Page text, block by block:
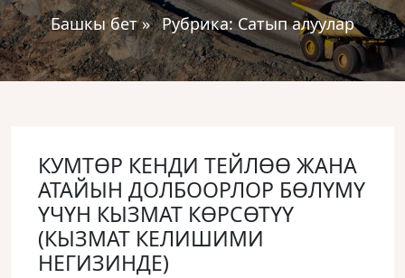
Башкы бет» Рубрика:Сатып алуулар
КУМТӨР КЕНДИ ТЕЙЛӨӨ ЖАНА
АТАЙЫН ДОЛБООРЛОР БӨЛҮМҮ
ҮЧҮН КЫЗМАТ КӨРСӨТҮҮ
(КЫЗМАТ КЕЛИШИМИ
НЕГИЗИНДЕ)